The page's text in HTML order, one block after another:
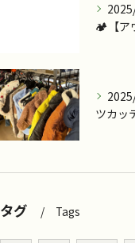
タグ Tags